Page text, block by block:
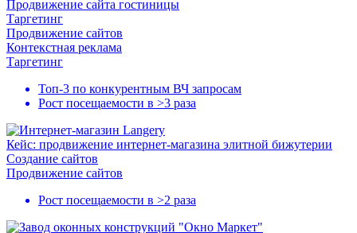
Продвижение сайта гостиницы
Таргетинг
Продвижение сайтов
Контекстная реклама
Таргетинг
Топ-3 по конкурентным ВЧ запросам
Рост посещаемости в >3 раза
Кейс: продвижение интернет-магазина элитной бижутерии
Создание сайтов
Продвижение сайтов
Рост посещаемости в >2 раза